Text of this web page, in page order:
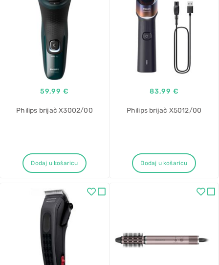
59,99 €
Philips brijač X3002/00
Dodaj u košaricu
83,99 €
Philips brijač X5012/00
Dodaj u košaricu